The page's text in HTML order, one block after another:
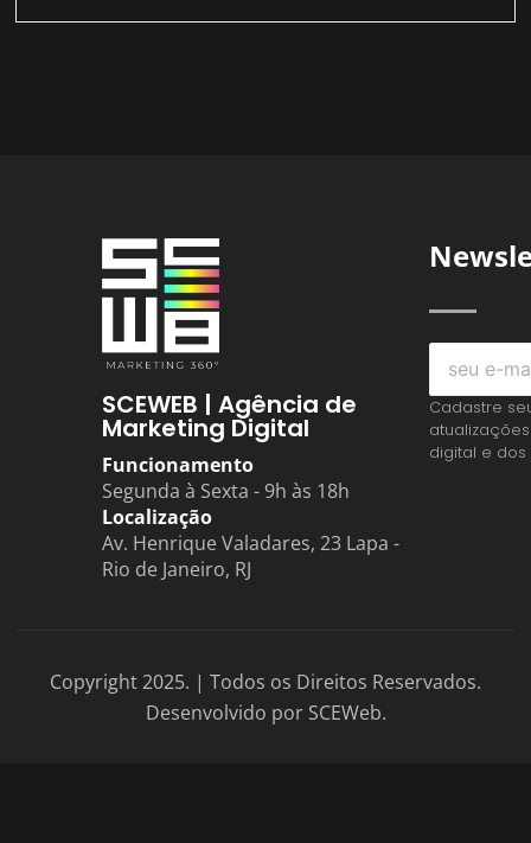
SCEWEB | Agência de
Marketing Digital
Funcionamento
Segunda à Sexta - 9h às 18h
Localização
Av. Henrique Valadares, 23 Lapa -
Rio de Janeiro, RJ
Cadastre
digital e
Copyright 2025. | Todos os Direitos Reservados.
Desenvolvido por SCEWeb.